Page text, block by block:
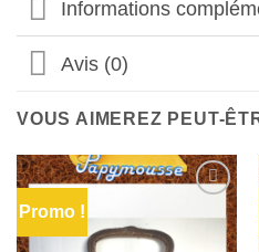
Informations
Avis (0)
VOUS AIMEREZ PEUT-
Promo !
d’envies